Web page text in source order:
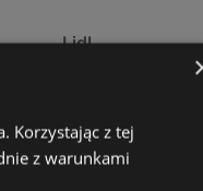
Lidl
Ul. Bohaterów
ABC
Barlickiego, 4, 72-
Korzystając z tej
z warunkami